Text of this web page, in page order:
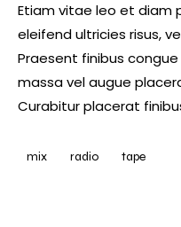
Etiam vitae leo et diam
eleifend ultricies risus,
Praesent finibus
massa vel augue
Curabitur placerat
mix radio tape